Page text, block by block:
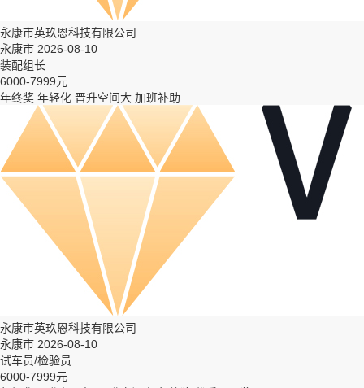
永康市英玖恩科技有限公司
永康市 2026-08-10
装配组长
6000-7999元
年终奖 年轻化 晋升空间大 加班补助
永康市英玖恩科技有限公司
永康市 2026-08-10
试车员/检验员
6000-7999元